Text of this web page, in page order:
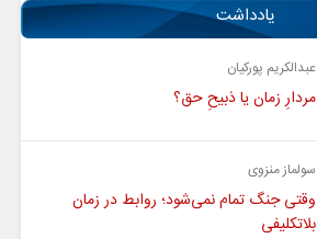
یادداشت
عبدالکریم پورکیان
مردارِ زمان یا ذبیحِ حق؟
سولماز منزوی
وقتی جنگ تمام نمی‌شود؛ روابط در زمان
بلاتکلیفی